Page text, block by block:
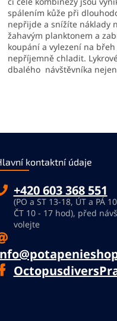
spálením kůže při
nepřijde a snížíte náklady
žahavým planktonem a
koupání a vylezení na
nepříjemně chladit.
dbalého návštěvníka
kontaktní údaje
+420 603 368 551
(PO a ST 13-18, ÚT a PÁ
ČT 10 - 17 hod), před
volejte